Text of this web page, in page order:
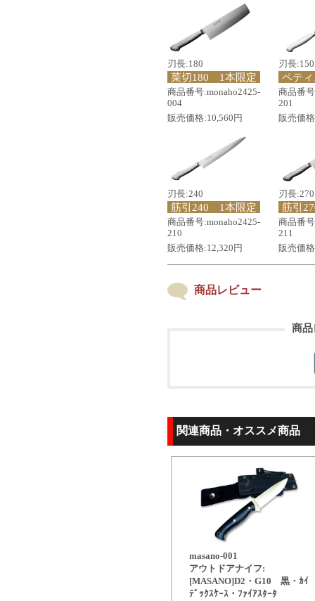
刃長:180
菜切180 1本限定
商品番号:monaho2425-
004
販売価格:10,560円
刃長:150
ペテ
商品番
201
販売価
刃長:240
筋引240 1本限定
商品番号:monaho2425-
210
販売価格:12,320円
刃長:270
筋引
商品番
211
販売価
商品レビュー
商品
関連商品・オススメ商品
masano-001
アウトドアナイフ:
[MASANO]D2・G10 黒・ｶｲ
ﾃﾞｯｸｽｹｰｽ・ﾌｧｲｱｽﾀｰﾀ